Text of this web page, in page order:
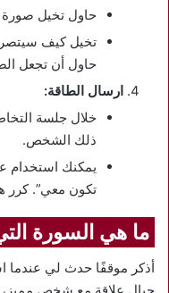
حاول تخيل
تخيل كيف
حاول أن تجعل
ارسال الطاقة:
خلال جلسة
ذلك الشخص.
يمكنك استخدام
تكون معي”. كرر
ما هي السورة
أذكر موقفًا حدث لي عندما